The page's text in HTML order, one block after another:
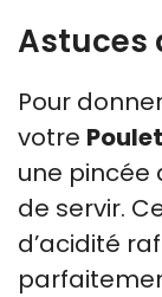
Astuces
Pour
votre
une pincée
de servir.
d’acidité